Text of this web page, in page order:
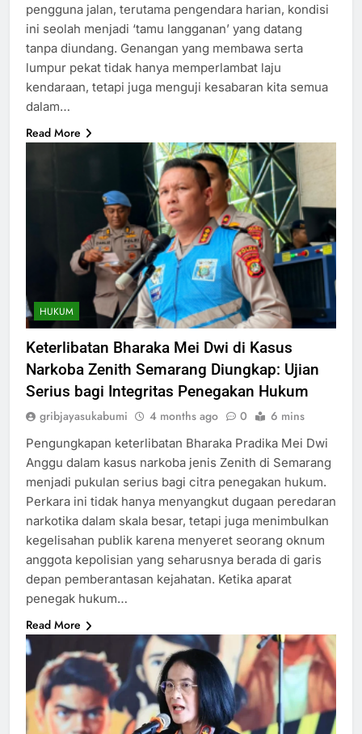
pengguna jalan, terutama pengendara harian, kondisi
ini seolah menjadi ‘tamu langganan’ yang datang
tanpa diundang. Genangan yang membawa serta
lumpur pekat tidak hanya memperlambat laju
kendaraan, tetapi juga menguji kesabaran kita semua
dalam…
Read More
HUKUM
Keterlibatan Bharaka Mei Dwi di Kasus
Narkoba Zenith Semarang Diungkap: Ujian
Serius bagi Integritas Penegakan Hukum
gribjayasukabumi 4 months ago 0 6 mins
Pengungkapan keterlibatan Bharaka Pradika Mei Dwi
Anggu dalam kasus narkoba jenis Zenith di Semarang
menjadi pukulan serius bagi citra penegakan hukum.
Perkara ini tidak hanya menyangkut dugaan peredaran
narkotika dalam skala besar, tetapi juga menimbulkan
kegelisahan publik karena menyeret seorang oknum
anggota kepolisian yang seharusnya berada di garis
depan pemberantasan kejahatan. Ketika aparat
penegak hukum…
Read More